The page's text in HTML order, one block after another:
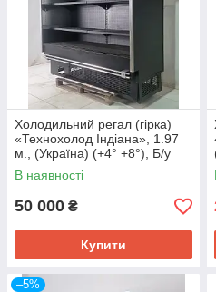
Холодильний регал (гірка)
«Технохолод Індіана», 1.97
м., (Україна) (+4° +8°), Б/у
В наявності
50 000 ₴
Купити
–5%